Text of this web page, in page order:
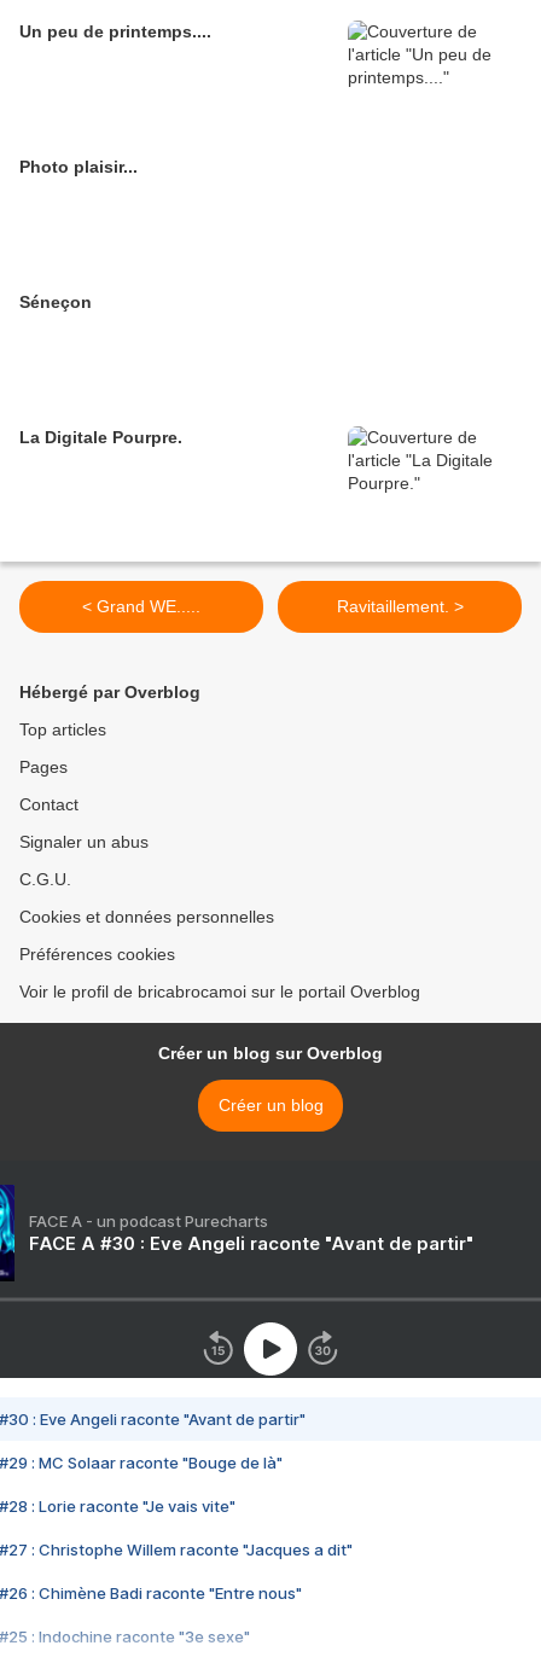
Un peu de printemps....
Photo plaisir...
Séneçon
La Digitale Pourpre.
< Grand WE..... Ravitaillement. >
Hébergé par Overblog
Top articles
Pages
Contact
Signaler un abus
C.G.U.
Cookies et données personnelles
Préférences cookies
Voir le profil de bricabrocamoi sur le portail Overblog
Créer un blog sur Overblog
Créer un blog
FACE A - un podcast Purecharts
FACE A #30 : Eve Angeli raconte "Avant de partir"
#30 : Eve Angeli raconte "Avant de partir"
#29 : MC Solaar raconte "Bouge de là"
#28 : Lorie raconte "Je vais vite"
#27 : Christophe Willem raconte "Jacques a dit"
#26 : Chimène Badi raconte "Entre nous"
#25 : Indochine raconte "3e sexe"